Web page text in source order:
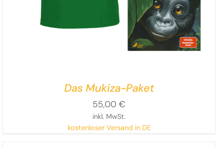
Das Mukiza-Paket
55,00 €
inkl. MwSt.
kostenloser Versand in DE